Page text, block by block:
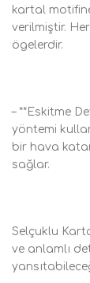
kartal
verilmiştir.
ögelerdir.
– **Eskitme
yöntemi
bir hava
sağlar.
Selçuklu
ve anlamlı